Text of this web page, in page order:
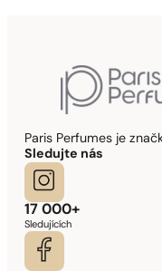
Paris Perfumes je
Sledujte nás
17 000+
Sledujících